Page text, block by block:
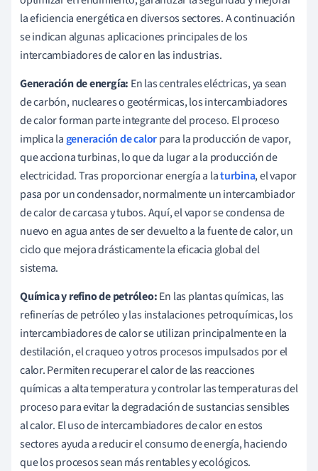
la eficiencia energética en diversos sectores. A continuación
se indican algunas aplicaciones principales de los
intercambiadores de calor en las industrias.
Generación de energía: En las centrales eléctricas, ya sean
de carbón, nucleares o geotérmicas, los intercambiadores
de calor forman parte integrante del proceso. El proceso
implica la generación de calorpara la producción de vapor,
que acciona turbinas, lo que da lugar a la producción de
electricidad. Tras proporcionar energía a laturbina, el vapor
pasa por un condensador, normalmente un intercambiador
de calor de carcasa y tubos. Aquí, el vapor se condensa de
nuevo en agua antes de ser devuelto a la fuente de calor, un
ciclo que mejora drásticamente la eficacia global del
sistema.
Química y refino de petróleo:En las plantas químicas, las
refinerías de petróleo y las instalaciones petroquímicas, los
intercambiadores de calor se utilizan principalmente en la
destilación, el craqueo y otros procesos impulsados por el
calor. Permiten recuperar el calor de las reacciones
químicas a alta temperatura y controlar las temperaturas del
proceso para evitar la degradación de sustancias sensibles
al calor. El uso de intercambiadores de calor en estos
sectores ayuda a reducir el consumo de energía, haciendo
que los procesos sean más rentables y ecológicos.